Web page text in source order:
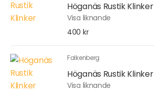
Höganäs Rustik Klinker
Visa liknande
400 kr
Falkenberg
Höganäs Rustik Klinker
Visa liknande